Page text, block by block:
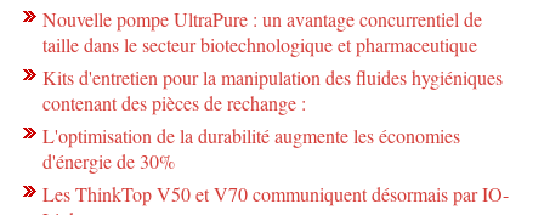
Nouvelle pompe UltraPure : un avantage concurrentiel de
taille dans le secteur biotechnologique et pharmaceutique
Kits d'entretien pour la manipulation des fluides hygiéniques
contenant des pièces de rechange :
L'optimisation de la durabilité augmente les économies
d'énergie de 30%
Les ThinkTop V50 et V70 communiquent désormais par IO-